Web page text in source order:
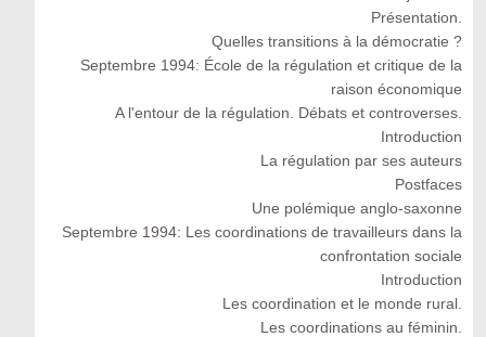
Présentation.
Quelles transitions à la démocratie ?
Septembre 1994: École de la régulation et critique de la
raison économique
A l'entour de la régulation. Débats et controverses.
Introduction
La régulation par ses auteurs
Postfaces
Une polémique anglo-saxonne
Septembre 1994: Les coordinations de travailleurs dans la
confrontation sociale
Introduction
Les coordination et le monde rural.
Les coordinations au féminin.